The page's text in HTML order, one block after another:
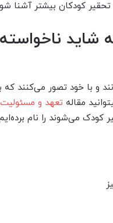
تحقیر کودکان بیشتر آشنا
شاید
و با خود تصور می‌کنند که
مقالهتعهد و
کودک می‌شوند را نام